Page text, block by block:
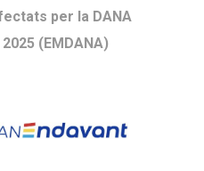
per la DANA
(EMDANA)